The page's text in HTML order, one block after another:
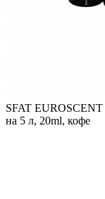
SFAT EUROSCENT
на 5 л, 20ml, кофе